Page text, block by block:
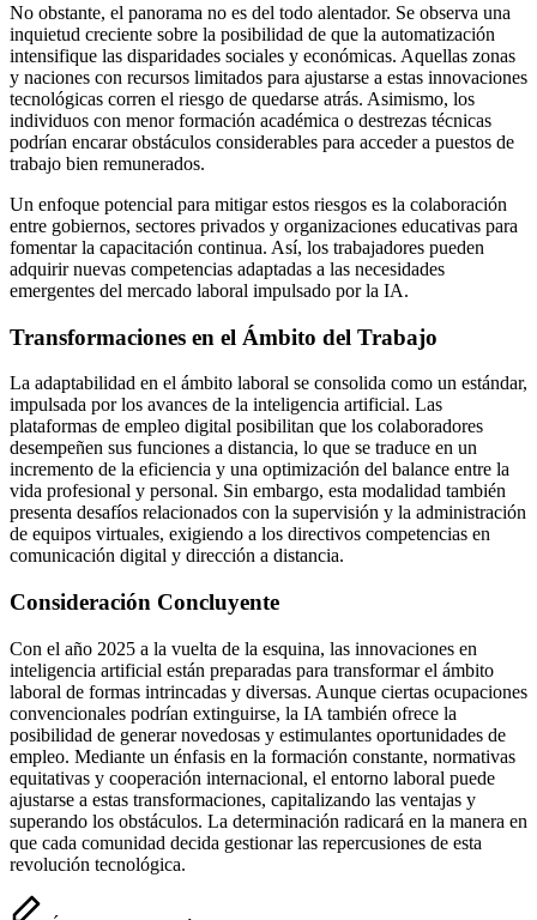
No obstante, el panorama no es del todo alentador. Se observa una
inquietud creciente sobre la posibilidad de que la automatización
intensifique las disparidades sociales y económicas. Aquellas zonas
y naciones con recursos limitados para ajustarse a estas innovaciones
tecnológicas corren el riesgo de quedarse atrás. Asimismo, los
individuos con menor formación académica o destrezas técnicas
podrían encarar obstáculos considerables para acceder a puestos de
trabajo bien remunerados.
Un enfoque potencial para mitigar estos riesgos es la colaboración
entre gobiernos, sectores privados y organizaciones educativas para
fomentar la capacitación continua. Así, los trabajadores pueden
adquirir nuevas competencias adaptadas a las necesidades
emergentes del mercado laboral impulsado por la IA.
Transformaciones en el Ámbito del Trabajo
La adaptabilidad en el ámbito laboral se consolida como un estándar,
impulsada por los avances de la inteligencia artificial. Las
plataformas de empleo digital posibilitan que los colaboradores
desempeñen sus funciones a distancia, lo que se traduce en un
incremento de la eficiencia y una optimización del balance entre la
vida profesional y personal. Sin embargo, esta modalidad también
presenta desafíos relacionados con la supervisión y la administración
de equipos virtuales, exigiendo a los directivos competencias en
comunicación digital y dirección a distancia.
Consideración Concluyente
Con el año 2025 a la vuelta de la esquina, las innovaciones en
inteligencia artificial están preparadas para transformar el ámbito
laboral de formas intrincadas y diversas. Aunque ciertas ocupaciones
convencionales podrían extinguirse, la IA también ofrece la
posibilidad de generar novedosas y estimulantes oportunidades de
empleo. Mediante un énfasis en la formación constante, normativas
equitativas y cooperación internacional, el entorno laboral puede
ajustarse a estas transformaciones, capitalizando las ventajas y
superando los obstáculos. La determinación radicará en la manera en
que cada comunidad decida gestionar las repercusiones de esta
revolución tecnológica.